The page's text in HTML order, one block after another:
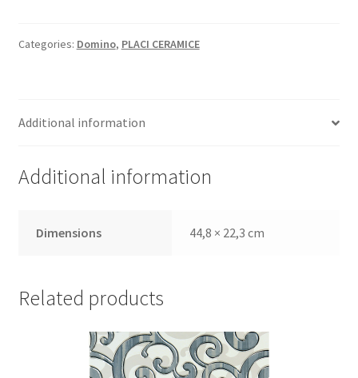
Categories: Domino, PLACI CERAMICE
Additional information
Additional information
Dimensions 44,8 × 22,3 cm
Related products